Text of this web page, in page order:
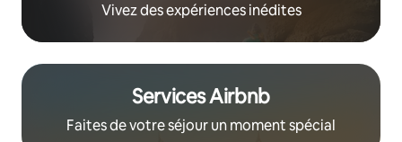
Vivez des expériences inédites
Services Airbnb
Faites de votre séjour un moment spécial